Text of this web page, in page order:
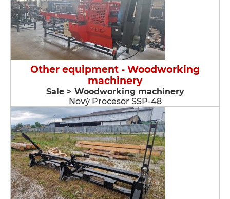
Other equipment - Woodworking
machinery
Sale > Woodworking machinery
Nový Procesor SSP-48